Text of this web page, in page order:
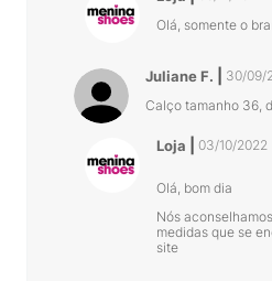
Olá, somente o
Juliane F.
30/09/
Calço tamanho 36,
Loja 03/10/2022
Olá, bom dia
Nós
medidas que se
site